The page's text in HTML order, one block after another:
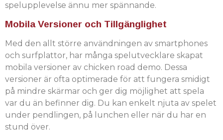
spelupplevelse ännu mer spännande.
Mobila Versioner och Tillgänglighet
Med den allt större användningen av smartphones
och surfplattor, har många spelutvecklare skapat
mobila versioner av chicken road demo. Dessa
versioner är ofta optimerade för att fungera smidigt
på mindre skärmar och ger dig möjlighet att spela
var du än befinner dig. Du kan enkelt njuta av spelet
under pendlingen, på lunchen eller när du har en
stund över.